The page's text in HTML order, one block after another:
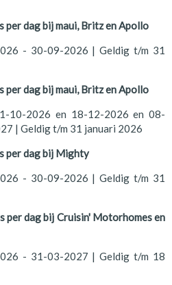
per dag bij maui, Britz en Apollo
- 30-09-2026 | Geldig t/m 31
per dag bij maui, Britz en Apollo
10-2026 en 18-12-2026 en 08-
| Geldig t/m 31 januari 2026
per dag bij Mighty
- 30-09-2026 | Geldig t/m 31
per dag bij Cruisin' Motorhomes en
- 31-03-2027 | Geldig t/m 18